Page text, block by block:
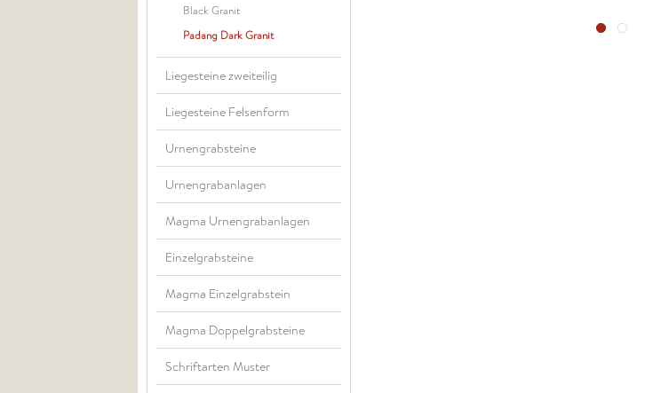
Black Granit
Padang Dark Granit
Liegesteine zweiteilig
Liegesteine Felsenform
Urnengrabsteine
Urnengrabanlagen
Magma Urnengrabanlagen
Einzelgrabsteine
Magma Einzelgrabstein
Magma Doppelgrabsteine
Schriftarten Muster